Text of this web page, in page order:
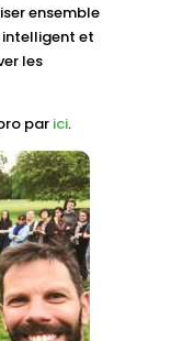
ensemble
intelligent et
les
par ici.